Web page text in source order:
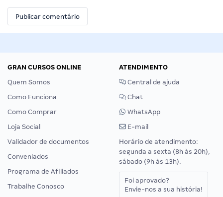
GRAN CURSOS ONLINE
Quem Somos
Como Funciona
Como Comprar
Loja Social
Validador de documentos
Conveniados
Programa de Afiliados
Trabalhe Conosco
ATENDIMENTO
Central de ajuda
Chat
WhatsApp
E-mail
Horário de atendimento:
segunda a sexta (8h às 20h),
sábado (9h às 13h).
Foi aprovado?
Envie-nos a sua história!